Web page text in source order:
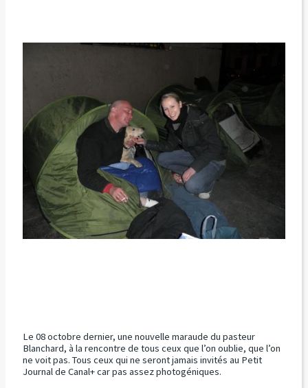
Le 08 octobre dernier, une nouvelle maraude du pasteur
Blanchard, à la rencontre de tous ceux que l’on oublie, que l’on
ne voit pas. Tous ceux qui ne seront jamais invités au Petit
Journal de Canal+ car pas assez photogéniques.